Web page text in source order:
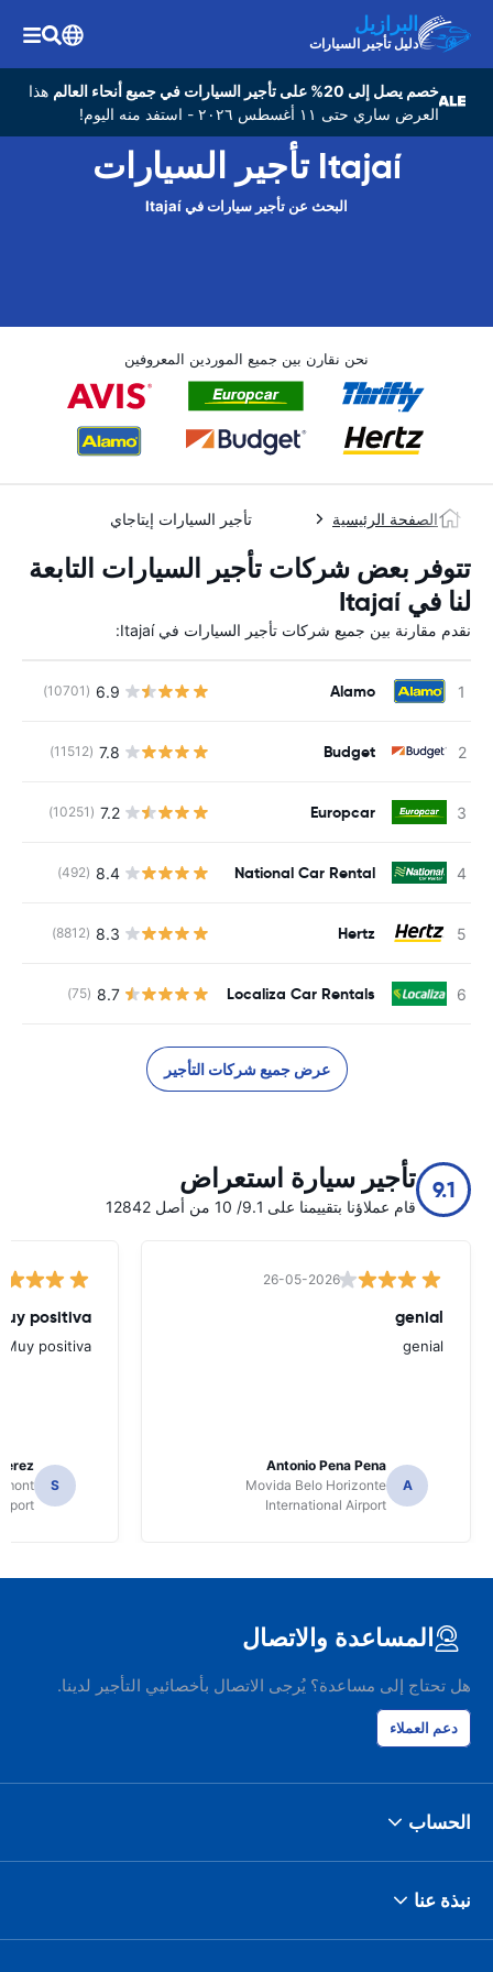
البرازيل
دليل تأجير السيارات
خصم يصل إلى 20% على تأجير السيارات في جميع أنحاء العالم
هذا
العرض ساري حتى ١١ أغسطس ٢٠٢٦ - استفد منه اليوم!
Itajaí تأجير السيارات
البحث عن تأجير سيارات في Itajaí
نحن نقارن بين جميع الموردين المعروفين
الصفحة الرئيسية تأجير السيارات إيتاجاي
تتوفر بعض شركات تأجير السيارات التابعة
لنا في Itajaí
نقدم مقارنة بين جميع شركات تأجير السيارات في Itajaí:
Alamo
6.9
(10701)
Budget
7.8
(11512)
Europcar
7.2
(10251)
National Car Rental
8.4
(492)
Hertz
8.3
(8812)
Localiza Car Rentals
8.7
(75)
عرض جميع شركات التأجير
9.1 تأجير سيارة استعراض
قام عملاؤنا بتقييمنا على 9.1/ 10 من أصل 12842
26-05-2026
genial
genial
A
Antonio Pena Pena
Movida Belo Horizonte
International Airport
positiva
Muy positiva
S
المساعدة والاتصال
هل تحتاج إلى مساعدة؟ يُرجى الاتصال بأخصائيي التأجير لدينا.
دعم العملاء
الحساب
نبذة عنا